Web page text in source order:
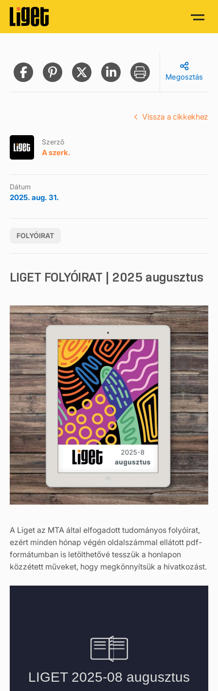
Megosztás
Szerző
A szerk.
Dátum
2025. aug. 31.
FOLYÓIRAT
Vissza a cikkekhez
LIGET FOLYÓIRAT | 2025 augusztus
A Liget az MTA által elfogadott tudományos folyóirat,
ezért minden hónap végén oldalszámmal ellátott pdf-
formátumban is letölthetővé tesszük a honlapon
közzétett műveket, hogy megkönnyítsük a hivatkozást.